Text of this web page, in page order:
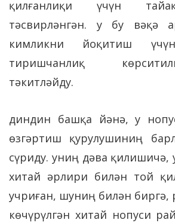
қилғанлиқи үчүн
тәсвирләнгән. у бу вәқә
кимликни йоқитиш
тиришчанлиқ
тәкитләйду.
диндин башқа йәнә, у
өзгәртиш қурулушиниң
сүриду. униң дәва қилишичә,
хитай әрлири билән той
учриған, шуниң билән биргә,
көчүрүлгән хитай нопуси